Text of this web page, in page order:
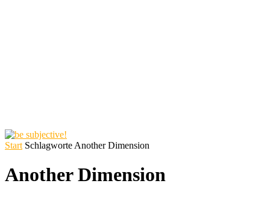
Start Schlagworte Another Dimension
Another Dimension